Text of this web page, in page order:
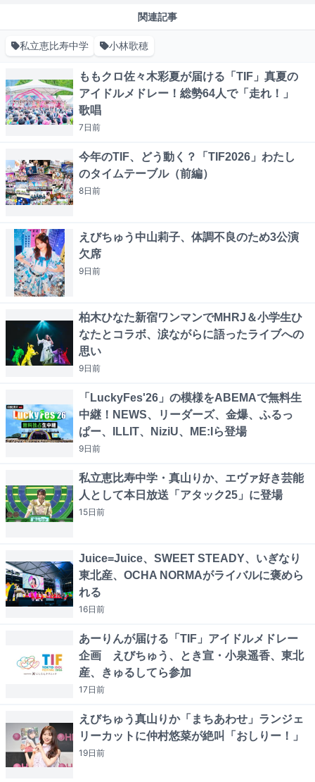
関連記事
私立恵比寿中学 小林歌穂
ももクロ佐々木彩夏が届ける「TIF」真夏の
アイドルメドレー！総勢64人で「走れ！」
歌唱
7日前
今年のTIF、どう動く？「TIF2026」わたし
のタイムテーブル（前編）
8日前
えびちゅう中山莉子、体調不良のため3公演
欠席
9日前
柏木ひなた新宿ワンマンでMHRJ＆小学生ひ
なたとコラボ、涙ながらに語ったライブへの
思い
9日前
「LuckyFes'26」の模様をABEMAで無料生
中継！NEWS、リーダーズ、金爆、ふるっ
ぱー、ILLIT、NiziU、ME:Iら登場
9日前
私立恵比寿中学・真山りか、エヴァ好き芸能
人として本日放送「アタック25」に登場
15日前
Juice=Juice、SWEET STEADY、いぎなり
東北産、OCHA NORMAがライバルに褒めら
れる
16日前
あーりんが届ける「TIF」アイドルメドレー
企画 えびちゅう、とき宣・小泉遥香、東北
産、きゅるしてら参加
17日前
えびちゅう真山りか「まちあわせ」ランジェ
リーカットに仲村悠菜が絶叫「おしりー！」
19日前